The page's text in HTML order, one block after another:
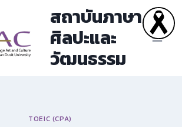
สถาบันภาษา
ศิลปะและ
วัฒนธรรม
TOEIC (CPA)